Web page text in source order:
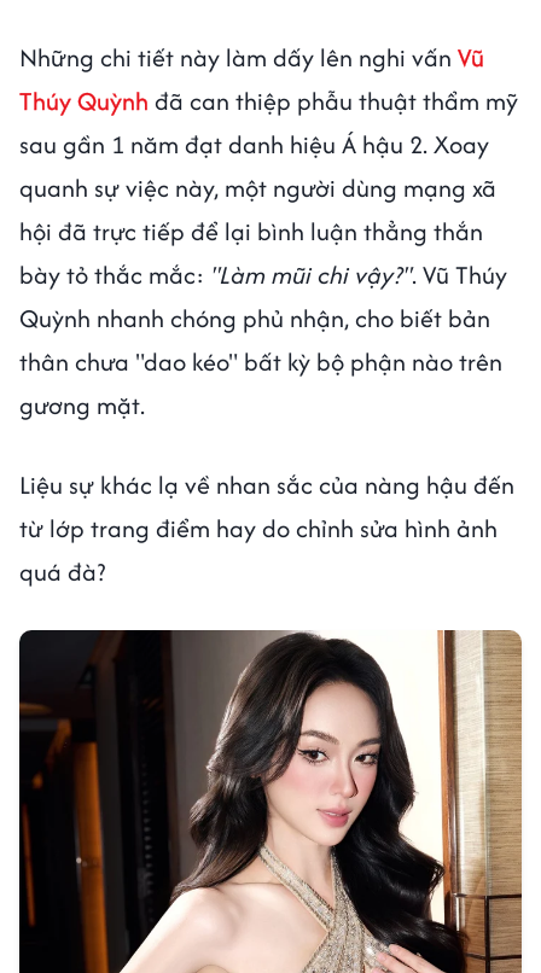
Những chi tiết này làm dấy lên nghi vấn Vũ
Thúy Quỳnh đã can thiệp phẫu thuật thẩm mỹ
sau gần 1 năm đạt danh hiệu Á hậu 2. Xoay
quanh sự việc này, một người dùng mạng xã
hội đã trực tiếp để lại bình luận thẳng thắn
bày tỏ thắc mắc: "Làm mũi chi vậy?". Vũ Thúy
Quỳnh nhanh chóng phủ nhận, cho biết bản
thân chưa "dao kéo" bất kỳ bộ phận nào trên
gương mặt.
Liệu sự khác lạ về nhan sắc của nàng hậu đến
từ lớp trang điểm hay do chỉnh sửa hình ảnh
quá đà?